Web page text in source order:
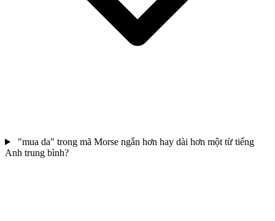
"mua da" trong mã Morse ngắn hơn hay dài hơn một từ tiếng
Anh trung bình?